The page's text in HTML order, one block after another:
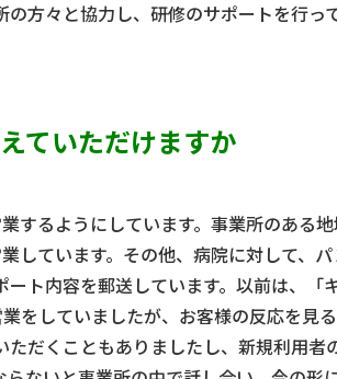
方々と協力し、研修のサポートを行って
ていただけますか
するようにしています。事業所のある
しています。その他、病院に対して、
ト内容を郵送しています。以前は、「
をしていましたが、お客様の反応を見
だくこともありましたし、新規利用者